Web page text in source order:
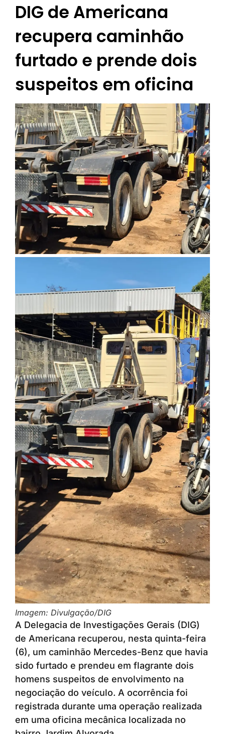
DIG de Americana
recupera caminhão
furtado e prende dois
suspeitos em oficina
Imagem: Divulgação/DIG
A Delegacia de Investigações Gerais (DIG)
de Americana recuperou, nesta quinta-feira
(6), um caminhão Mercedes-Benz que havia
sido furtado e prendeu em flagrante dois
homens suspeitos de envolvimento na
negociação do veículo. A ocorrência foi
registrada durante uma operação realizada
em uma oficina mecânica localizada no